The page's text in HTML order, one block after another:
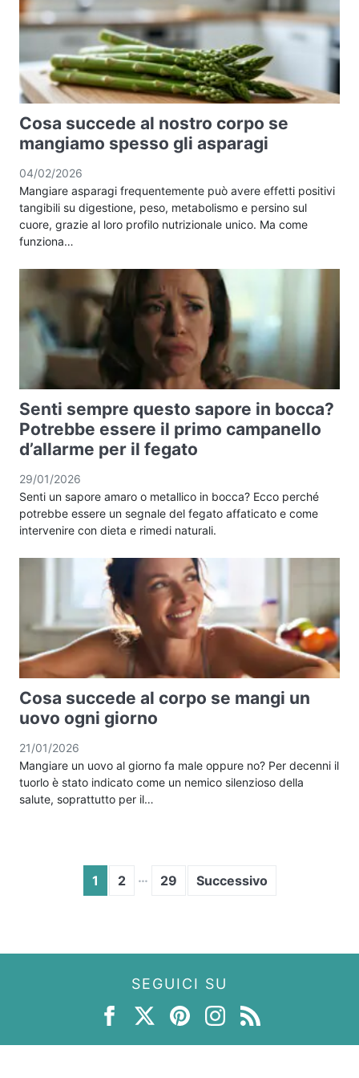
Cosa succede al nostro corpo se
mangiamo spesso gli asparagi
04/02/2026
Mangiare asparagi frequentemente può avere effetti positivi
tangibili su digestione, peso, metabolismo e persino sul
cuore, grazie al loro profilo nutrizionale unico. Ma come
funziona…
Senti sempre questo sapore in bocca?
Potrebbe essere il primo campanello
d’allarme per il fegato
29/01/2026
Senti un sapore amaro o metallico in bocca? Ecco perché
potrebbe essere un segnale del fegato affaticato e come
intervenire con dieta e rimedi naturali.
Cosa succede al corpo se mangi un
uovo ogni giorno
21/01/2026
Mangiare un uovo al giorno fa male oppure no? Per decenni il
tuorlo è stato indicato come un nemico silenzioso della
salute, soprattutto per il…
1 2 … 29 Successivo
SEGUICI SU